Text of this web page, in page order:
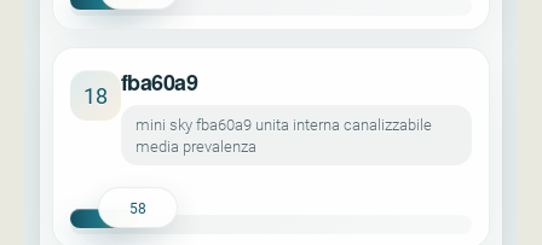
18 fba60a9
mini sky fba60a9 unita interna canalizzabile
media prevalenza
58